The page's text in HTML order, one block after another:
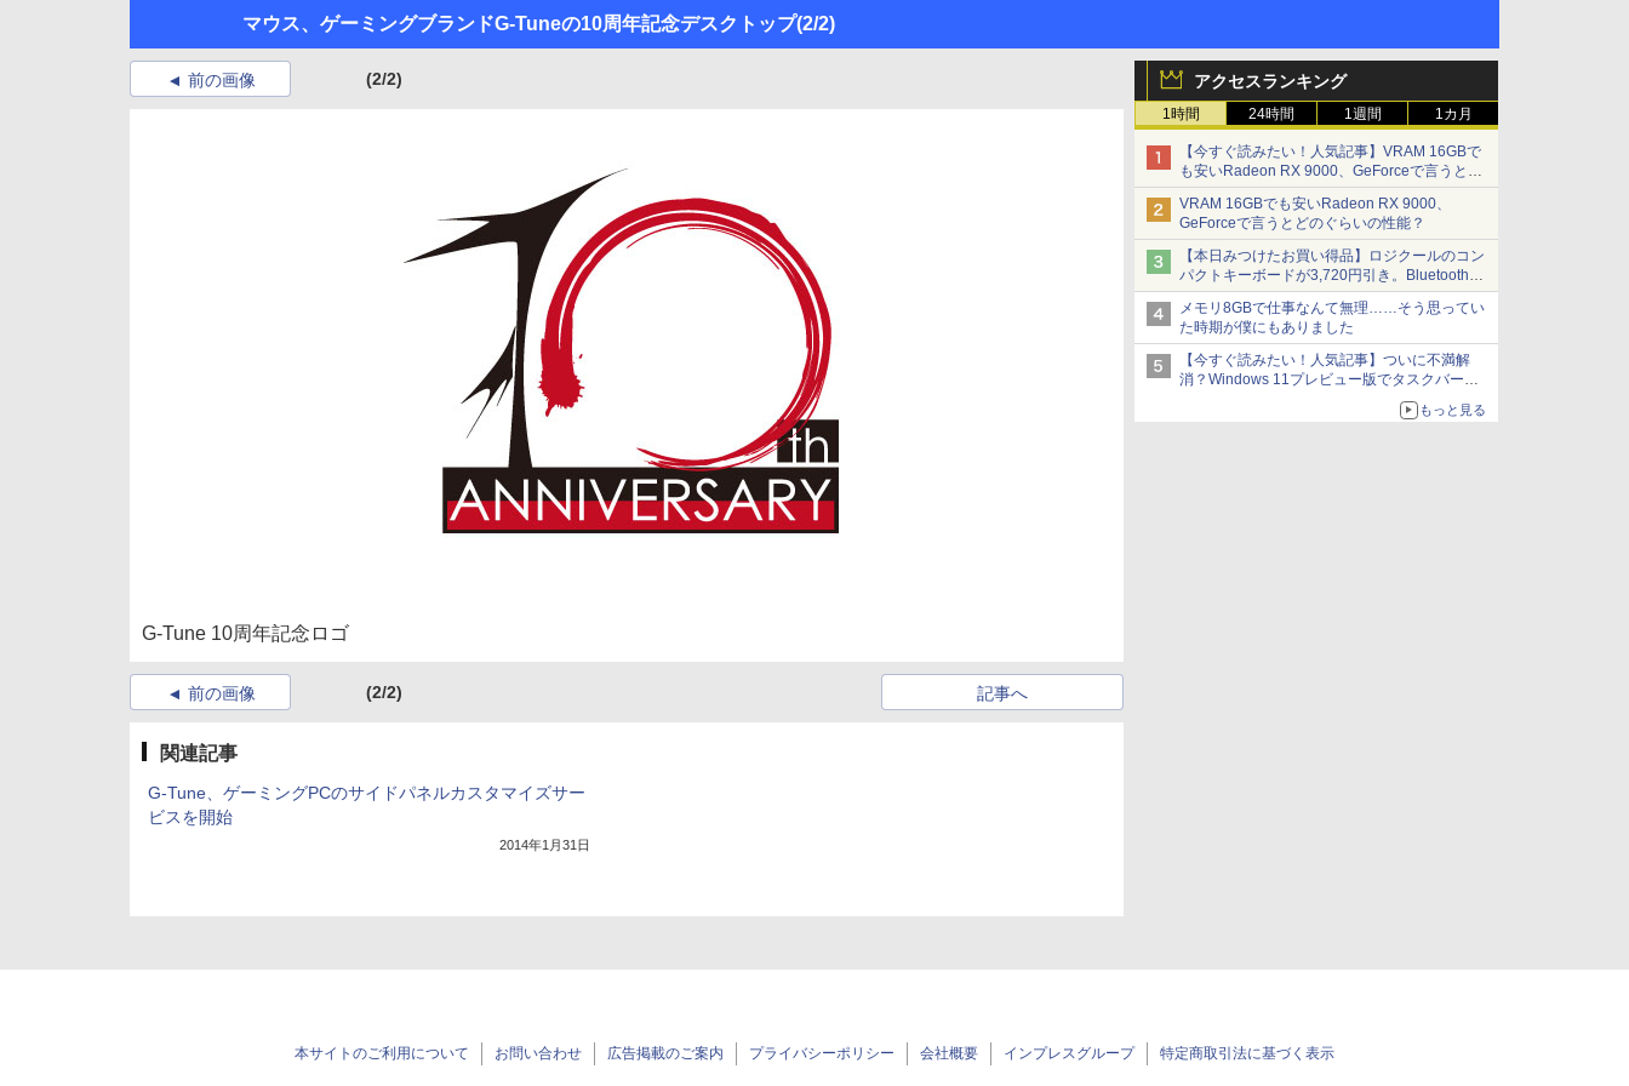
マウス、ゲーミングブランドG-Tuneの10周年記念デスクトップ(2/2)
アクセスランキング
1時間 24時間 1週間 1カ月
【今すぐ読みたい！人気記事】VRAM 16GBで
も安いRadeon RX 9000、GeForceで言うとど
のぐらいの性能？ - PC Watch
VRAM 16GBでも安いRadeon RX 9000、
GeForceで言うとどのぐらいの性能？
【本日みつけたお買い得品】ロジクールのコン
パクトキーボードが3,720円引き。Bluetoothで3
台接続対応
メモリ8GBで仕事なんて無理……そう思ってい
た時期が僕にもありました
【今すぐ読みたい！人気記事】ついに不満解
消？Windows 11プレビュー版でタスクバーの
もっと見る
前の画像 (2/2)
G-Tune 10周年記念ロゴ
前の画像 (2/2) 記事へ
関連記事
G-Tune、ゲーミングPCのサイドパネルカスタマイズサー
ビスを開始
2014年1月31日
本サイトのご利用について お問い合わせ 広告掲載のご案内 プライバシーポリシー 会社概要 インプレスグループ 特定商取引法に基づく表示